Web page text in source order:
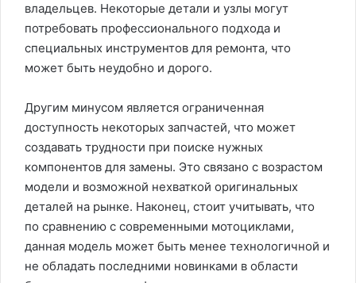
владельцев. Некоторые детали и узлы могут
потребовать профессионального подхода и
специальных инструментов для ремонта, что
может быть неудобно и дорого.
Другим минусом является ограниченная
доступность некоторых запчастей, что может
создавать трудности при поиске нужных
компонентов для замены. Это связано с возрастом
модели и возможной нехваткой оригинальных
деталей на рынке. Наконец, стоит учитывать, что
по сравнению с современными мотоциклами,
данная модель может быть менее технологичной и
не обладать последними новинками в области